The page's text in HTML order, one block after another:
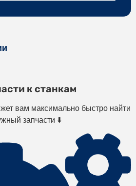
к станкам
вам максимально быстро найти
запчасти ⬇️